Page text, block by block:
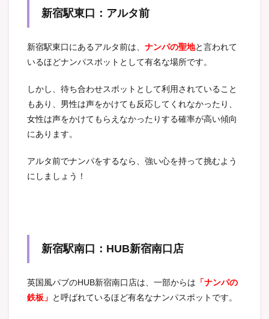
新宿駅東口：アルタ前
新宿駅東口にあるアルタ前は、 ナンパの聖地と言われて
いるほどナンパスポットとして有名な場所です。
しかし、待ち合わせスポットとして利用されていること
もあり、男性は声をかけても反応してくれなかったり、
女性は声をかけてもらえなかったりする確率が高い傾向
にあります。
アルタ前でナンパをするなら、強い心を持って挑むよう
にしましょう！
新宿駅南口：HUB新宿南口店
英国風パブのHUB新宿南口店は、一部からは 「ナンパの
鉄板」 と呼ばれているほど有名なナンパスポットです。